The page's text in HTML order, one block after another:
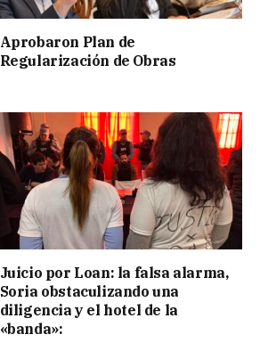
Aprobaron Plan de
Regularización de Obras
Juicio por Loan: la falsa alarma,
Soria obstaculizando una
diligencia y el hotel de la
«banda»: